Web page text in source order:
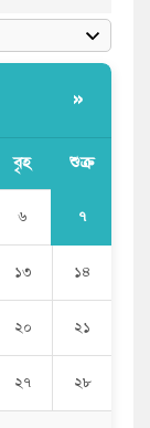
»
বৃহ শুক্র
৬ ৭
১৩ ১৪
২০ ২১
২৭ ২৮